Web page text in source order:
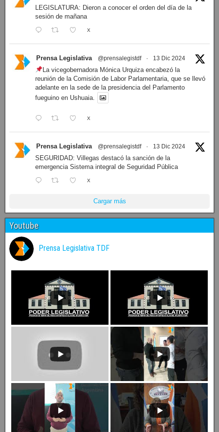
LEGISLATURA: Dieron a conocer el orden del día de la
sesión de mañana
X
Prensa Legislativa @prensalegistdf · 13 Dic 2024
La vicegobernadora Mónica Urquiza encabezó la
reunión de la Comisión de Labor Parlamentaria, que se llevó
adelante en la sede de la presidencia del Parlamento
fueguino en Ushuaia.
X
Prensa Legislativa @prensalegistdf · 13 Dic 2024
SEGURIDAD: Villegas destacó la sanción de la
emergencia Sistema integral de Seguridad Pública
X
Cargar más
Youtube
Prensa Legislativa TDF